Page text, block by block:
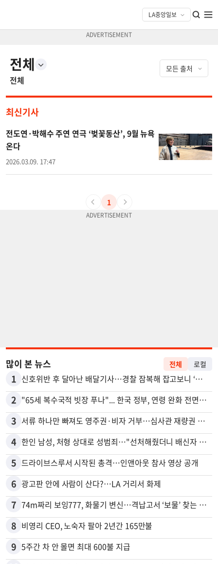
전체
전체
최신기사
전도연·박해수 주연 연극 ‘벚꽃동산’, 9월 뉴욕
온다
2026.03.09. 17:47
1
많이 본 뉴스 전체 로컬
1 신호위반 후 달아난 배달기사…경찰 잠복해 잡고보니 ‘반전’
2 "65세 복수국적 빗장 푸나"... 한국 정부, 연령 완화 전면 추진
3 서류 하나만 빠져도 영주권·비자 거부…심사관 재량권 대폭 확대
4 한인 남성, 처형 상대로 성범죄…"선처해줬더니 배신자 취급"
5 드라이브스루서 시작된 총격…인앤아웃 참사 영상 공개
6 광고판 안에 사람이 산다?…LA 거리서 화제
7 74m짜리 보잉777, 화물기 변신…격납고서 ‘보물’ 찾는 인천공항
8 비영리 CEO, 노숙자 팔아 2년간 165만불
9 5주간 차 안 몰면 최대 600불 지급